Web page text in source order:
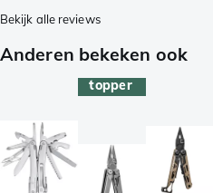
Bekijk alle reviews
Anderen bekeken ook
topper